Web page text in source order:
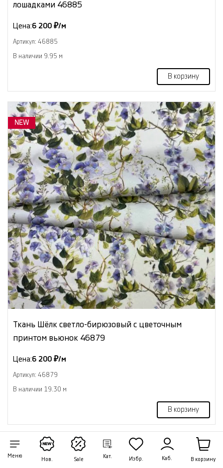
Меню
Нов. Sale
Кат. Избр. Каб. В корзину
лошадками 46885
Цена:6 200 ₽/м
Артикул: 46885
В наличии 9.95 м
В корзину
NEW
Ткань Шёлк светло-бирюзовый с цветочным
принтом вьюнок 46879
Цена:6 200 ₽/м
Артикул: 46879
В наличии 19.30 м
В корзину
NEW